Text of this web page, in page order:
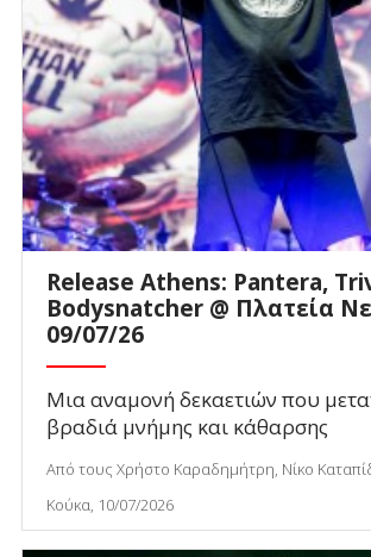
Release Athens: Pantera,
Bodysnatcher @ Πλατεία
09/07/26
Μια αναμονή δεκαετιών που
βραδιά μνήμης και κάθαρσης
Από τους Χρήστο Καραδημήτρη, Νίκο
Κούκα, 10/07/2026